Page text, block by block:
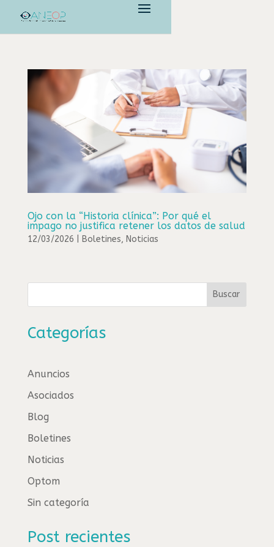
Ojo con la “Historia clínica”: Por qué el
impago no justifica retener los datos de salud
12/03/2026 Boletines, Noticias
Buscar
Categorías
Anuncios
Asociados
Blog
Boletines
Noticias
Optom
Sin categoría
Post recientes